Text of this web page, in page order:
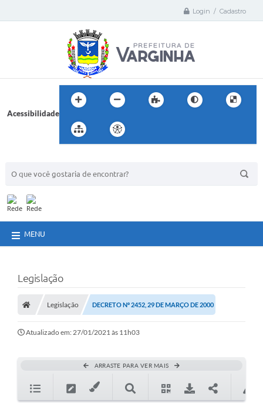
Login / Cadastro
Acessibilidade
MENU
Legislação
Legislação DECRETO Nº 2452, 29 DE MARÇO DE 2000
Atualizado em: 27/01/2021 às 11h03
ARRASTE PARA VER MAIS